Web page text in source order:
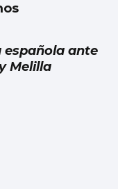
española ante
Melilla